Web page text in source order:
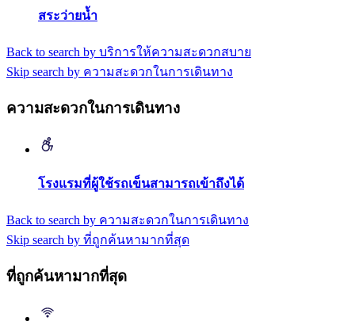
สระว่ายน้ำ
Back to search by บริการให้ความสะดวกสบาย
Skip search by ความสะดวกในการเดินทาง
ความสะดวกในการเดินทาง
โรงแรมที่ผู้ใช้รถเข็นสามารถเข้าถึงได้
Back to search by ความสะดวกในการเดินทาง
Skip search by ที่ถูกค้นหามากที่สุด
ที่ถูกค้นหามากที่สุด